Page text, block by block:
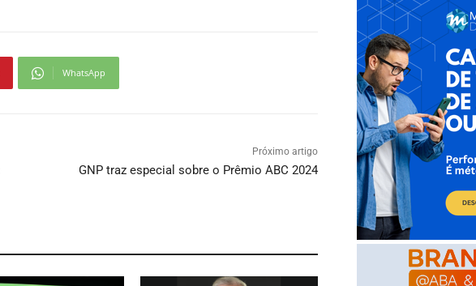
WhatsApp
Próximo artigo
GNP traz especial sobre o Prêmio ABC 2024